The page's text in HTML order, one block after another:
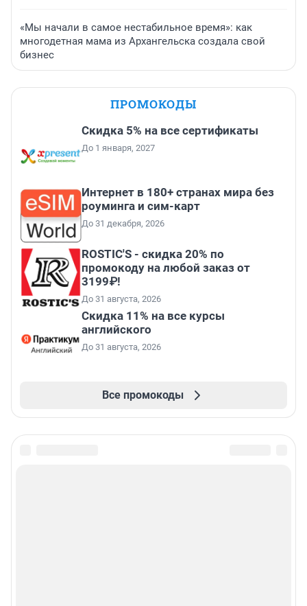
«Мы начали в самое нестабильное время»: как
многодетная мама из Архангельска создала свой
бизнес
ПРОМОКОДЫ
Скидка 5% на все сертификаты
До 1 января, 2027
Интернет в 180+ странах мира без
роуминга и сим-карт
До 31 декабря, 2026
ROSTIC'S - скидка 20% по
промокоду на любой заказ от
3199₽!
До 31 августа, 2026
Скидка 11% на все курсы
английского
До 31 августа, 2026
Все промокоды